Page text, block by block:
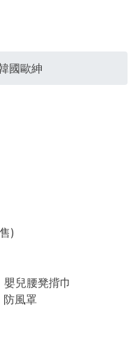
國歐紳
)
兒腰凳揹巾
防風罩